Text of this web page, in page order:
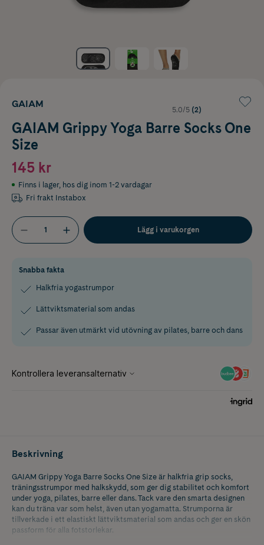
GAIAM
5.0/5 (2)
GAIAM Grippy Yoga Barre Socks One
Size
145 kr
Finns i lager, hos dig inom 1-2 vardagar
Fri frakt Instabox
Lägg i varukorgen
Snabba fakta
Halkfria yogastrumpor
Lättviktsmaterial som andas
Passar även utmärkt vid utövning av pilates, barre och dans
Beskrivning
GAIAM Grippy Yoga Barre Socks One Size är halkfria grip socks,
träningsstrumpor med halkskydd, som ger dig stabilitet och komfort
under yoga, pilates, barre eller dans. Tack vare den smarta designen
kan du träna var som helst, även utan yogamatta. Strumporna är
tillverkade i ett elastiskt lättviktsmaterial som andas och ger en skön
passform för alla fotstorlekar.